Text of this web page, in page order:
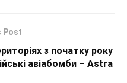
Post
з початку року
авіабомби – Astra